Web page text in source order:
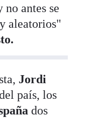
antes se
aleatorios"
Jordi
país, los
dos